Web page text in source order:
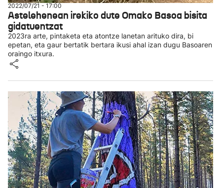
2022/07/21 - 17:00
Astelehenean irekiko dute Omako Basoa bisita
gidatuentzat
2023ra arte, pintaketa eta atontze lanetan arituko dira, bi
epetan, eta gaur bertatik bertara ikusi ahal izan dugu Basoaren
oraingo itxura.